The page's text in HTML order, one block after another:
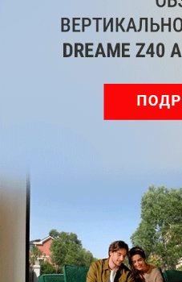
Обзор вертикального
Pro: гибкий подход к уборке